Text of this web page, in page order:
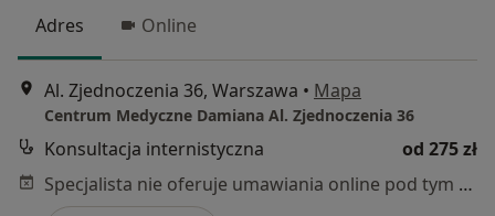
Adres Online
Al. Zjednoczenia 36, Warszawa • Mapa
Centrum Medyczne Damiana Al. Zjednoczenia 36
Konsultacja internistyczna
od 275 zł
Specjalista nie oferuje umawiania online pod tym adresem.